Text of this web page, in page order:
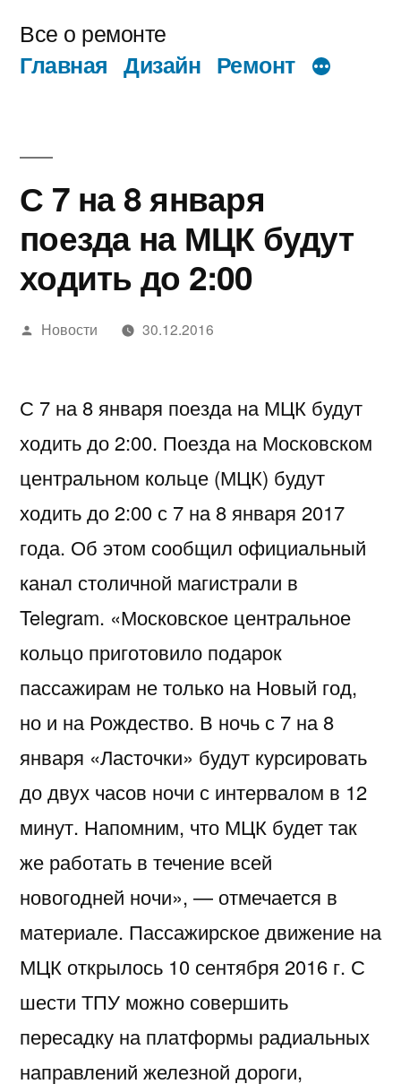
содержимому
Все о ремонте
Главная Дизайн Ремонт
С 7 на 8 января
поезда на МЦК будут
ходить до 2:00
Написано
Новости 30.12.2016
С 7 на 8 января поезда на МЦК будут
ходить до 2:00. Поезда на Московском
центральном кольце (МЦК) будут
ходить до 2:00 с 7 на 8 января 2017
года. Об этом сообщил официальный
канал столичной магистрали в
Telegram. «Московское центральное
кольцо приготовило подарок
пассажирам не только на Новый год,
но и на Рождество. В ночь с 7 на 8
января «Ласточки» будут курсировать
до двух часов ночи с интервалом в 12
минут. Напомним, что МЦК будет так
же работать в течение всей
новогодней ночи», — отмечается в
материале. Пассажирское движение на
МЦК открылось 10 сентября 2016 г. С
шести ТПУ можно совершить
пересадку на платформы радиальных
направлений железной дороги,